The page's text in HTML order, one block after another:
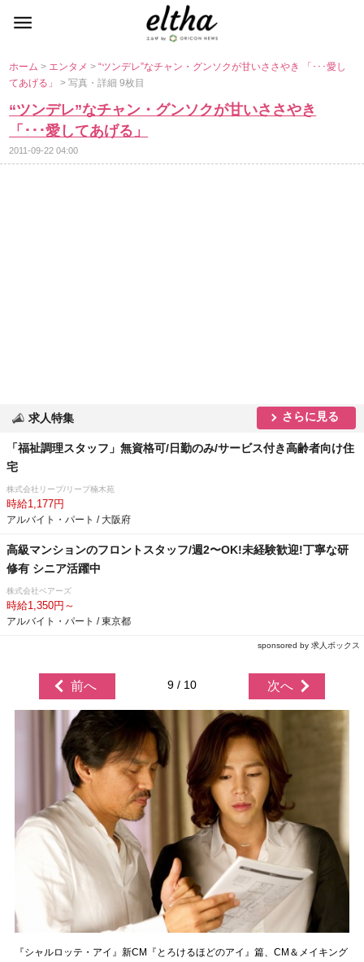
ホーム> エンタメ>“ツンデレ”なチャン・グンソクが甘いささやき 「･･･愛し
てあげる」> 写真・詳細 9枚目
“ツンデレ”なチャン・グンソクが甘いささやき
「･･･愛してあげる」
2011-09-22 04:00
求人特集 さらに見る
「福祉調理スタッフ」無資格可/日勤のみ/サービス付き高齢者向け住
宅
株式会社リープ/リープ楠木苑
時給1,177円
アルバイト・パート / 大阪府
⾼級マンションのフロントスタッフ/週2〜OK!未経験歓迎!丁寧な研
修有 シニア活躍中
株式会社ベアーズ
時給1,350円～
アルバイト・パート / 東京都
sponsored by 求人ボックス
前へ 9 / 10 次へ
『シャルロッテ・アイ』新CM『とろけるほどのアイ』篇、CM＆メイキング